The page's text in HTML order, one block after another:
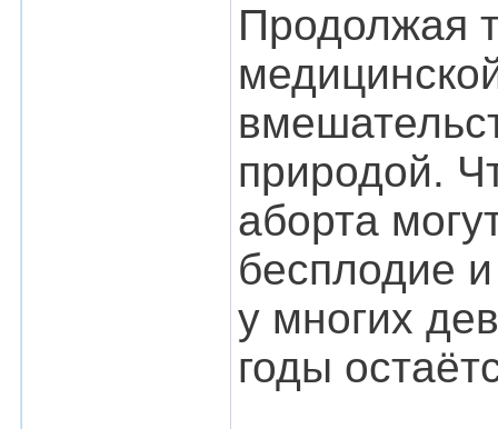
Продолжая
природой.
аборта
бесплодие
у многих
годы